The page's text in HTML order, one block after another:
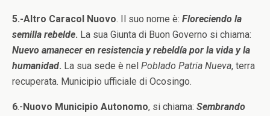
5.-Altro Caracol Nuovo. Il suo nome è: Floreciendo la
semilla rebelde. La sua Giunta di Buon Governo si chiama:
Nuevo amanecer en resistencia y rebeldía por la vida y la
humanidad. La sua sede è nel Poblado Patria Nueva, terra
recuperata. Municipio ufficiale di Ocosingo.
6.-Nuovo Municipio Autonomo, si chiama: Sembrando